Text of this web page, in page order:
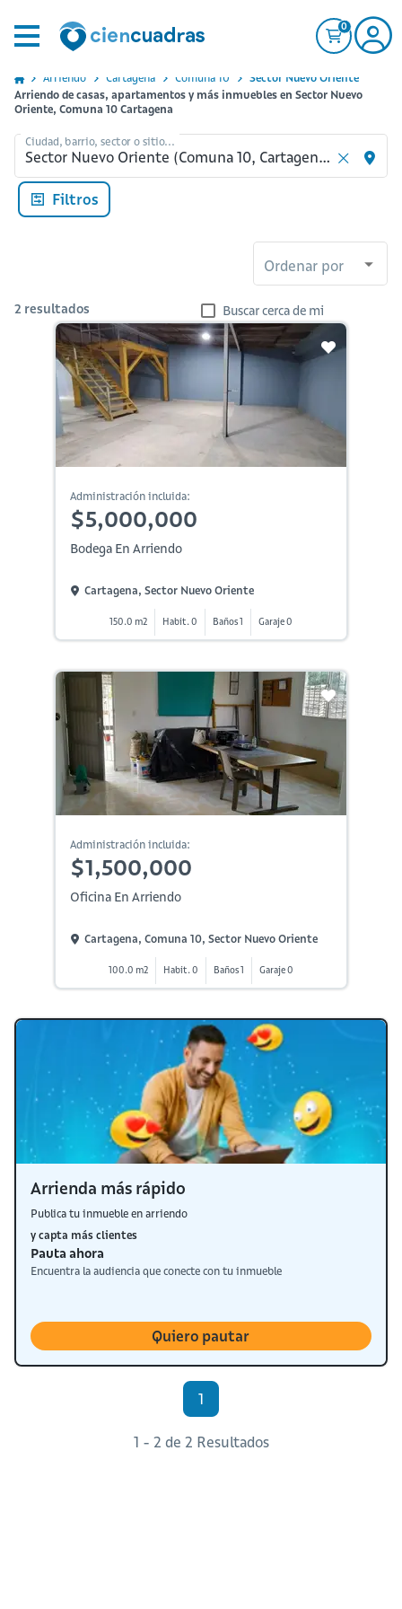
0
Arriendo Cartagena Comuna 10
Sector Nuevo Oriente
Arriendo de casas, apartamentos y más inmuebles en Sector Nuevo
Oriente, Comuna 10 Cartagena
Ciudad, barrio, sector o sitio...
Filtros
Ordenar por
2 resultados Buscar cerca de mi
Administración incluida:
$5,000,000
Bodega En Arriendo
Cartagena, Sector Nuevo Oriente
150.0 m2 Habit. 0 Baños 1 Garaje 0
Administración incluida:
$1,500,000
Oficina En Arriendo
Cartagena, Comuna 10, Sector Nuevo Oriente
100.0 m2 Habit. 0 Baños 1 Garaje 0
Arrienda más rápido
Publica tu inmueble en arriendo
y capta más clientes
Pauta ahora
Encuentra la audiencia que conecte con tu inmueble
Quiero pautar
1
1 - 2 de 2 Resultados